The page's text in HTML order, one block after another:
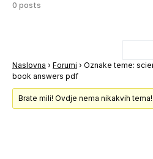
0 posts
Naslovna › Forumi › Oznake teme:
book answers pdf
Brate mili! Ovdje nema nikakvih tema!